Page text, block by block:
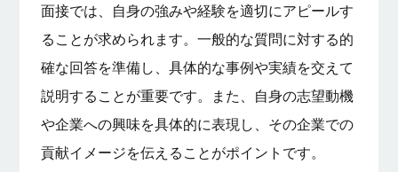
面接では、自身の強みや経験を適切にアピールす
ることが求められます。一般的な質問に対する的
確な回答を準備し、具体的な事例や実績を交えて
説明することが重要です。また、自身の志望動機
や企業への興味を具体的に表現し、その企業での
貢献イメージを伝えることがポイントです。